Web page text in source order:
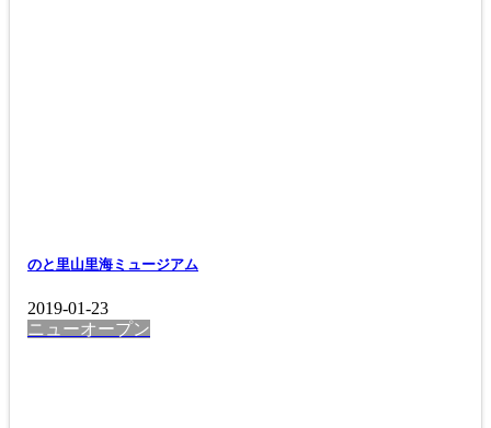
のと里山里海ミュージアム
2019-01-23
ニューオープン